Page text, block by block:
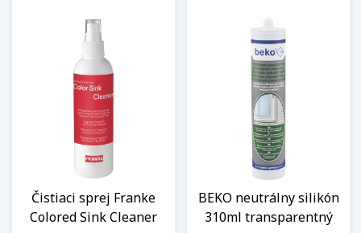
Čistiaci sprej Franke
Colored Sink Cleaner
BEKO neutrálny silikón
310ml transparentný